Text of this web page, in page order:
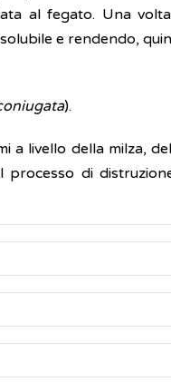
al fegato. Una
e rendendo,
).
a livello della milza,
di
in una vena del
spesso, nei
totale, di quella
di quella